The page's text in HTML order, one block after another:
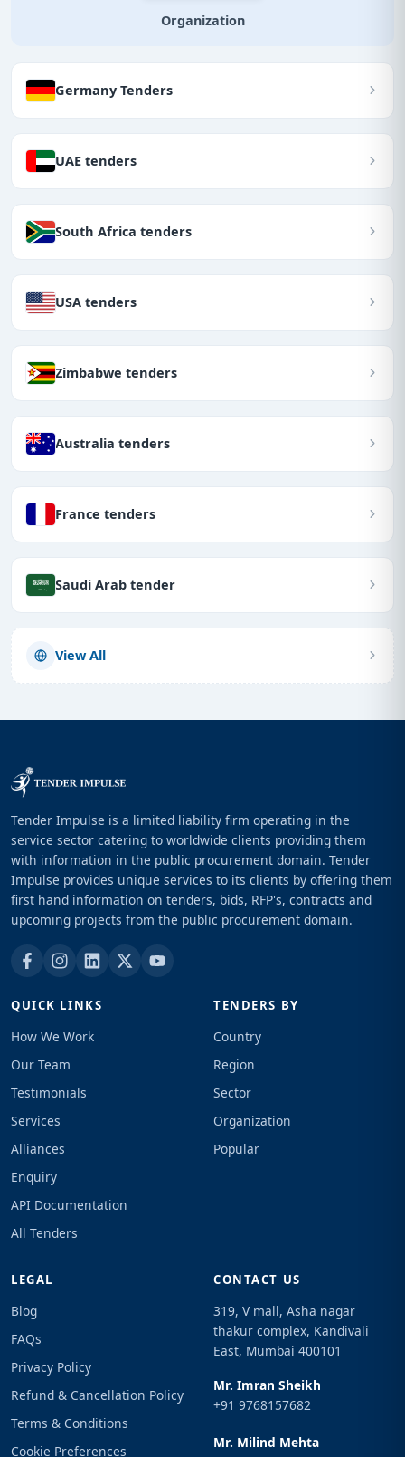
Organization
Germany Tenders
UAE tenders
South Africa tenders
USA tenders
Zimbabwe tenders
Australia tenders
France tenders
Saudi Arab tender
View All
Tender Impulse is a limited liability firm operating in the
service sector catering to worldwide clients providing them
with information in the public procurement domain. Tender
Impulse provides unique services to its clients by offering them
first hand information on tenders, bids, RFP's, contracts and
upcoming projects from the public procurement domain.
QUICK LINKS
How We Work
Our Team
Testimonials
Services
Alliances
Enquiry
API Documentation
All Tenders
TENDERS BY
Country
Region
Sector
Organization
Popular
LEGAL
Blog
FAQs
Privacy Policy
Refund & Cancellation Policy
Terms & Conditions
Cookie Preferences
CONTACT US
319, V mall, Asha nagar
thakur complex, Kandivali
East, Mumbai 400101
Mr. Imran Sheikh
+91 9768157682
Mr. Milind Mehta